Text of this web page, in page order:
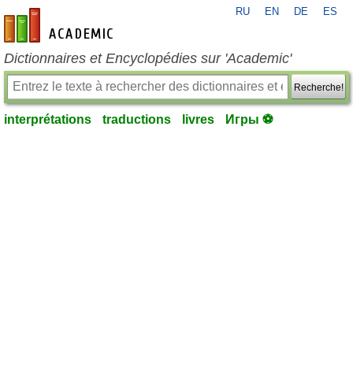
fr-academic.com
RU EN DE ES
Dictionnaires et Encyclopédies sur 'Academic'
Recherche!
interprétations traductions livres Игры ⚽